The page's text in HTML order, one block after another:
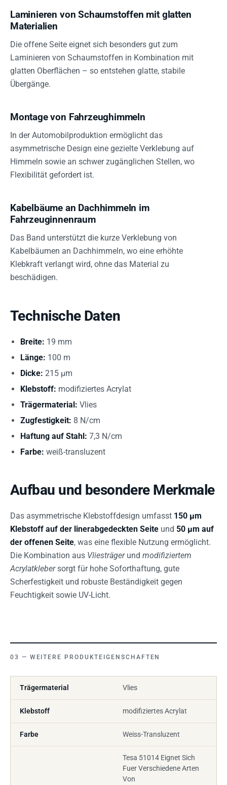
Laminieren von Schaumstoffen mit glatten
Materialien
Die offene Seite eignet sich besonders gut zum
Laminieren von Schaumstoffen in Kombination mit
glatten Oberflächen – so entstehen glatte, stabile
Übergänge.
Montage von Fahrzeughimmeln
In der Automobilproduktion ermöglicht das
asymmetrische Design eine gezielte Verklebung auf
Himmeln sowie an schwer zugänglichen Stellen, wo
Flexibilität gefordert ist.
Kabelbäume an Dachhimmeln im
Fahrzeuginnenraum
Das Band unterstützt die kurze Verklebung von
Kabelbäumen an Dachhimmeln, wo eine erhöhte
Klebkraft verlangt wird, ohne das Material zu
beschädigen.
Technische Daten
Breite: 19 mm
Länge: 100 m
Dicke: 215 µm
Klebstoff: modifiziertes Acrylat
Trägermaterial: Vlies
Zugfestigkeit: 8 N/cm
Haftung auf Stahl: 7,3 N/cm
Farbe: weiß-transluzent
Aufbau und besondere Merkmale
Das asymmetrische Klebstoffdesign umfasst 150 µm
Klebstoff auf der linerabgedeckten Seite und 50 µm auf
der offenen Seite, was eine flexible Nutzung ermöglicht.
Die Kombination aus Vliesträgerund modifiziertem
Acrylatklebersorgt für hohe Soforthaftung, gute
Scherfestigkeit und robuste Beständigkeit gegen
Feuchtigkeit sowie UV-Licht.
WEITERE PRODUKTEIGENSCHAFTEN
Trägermaterial Vlies
Klebstoff modifiziertes Acrylat
Farbe Weiss-Transluzent
Tesa 51014 Eignet Sich
Fuer Verschiedene Arten
Von